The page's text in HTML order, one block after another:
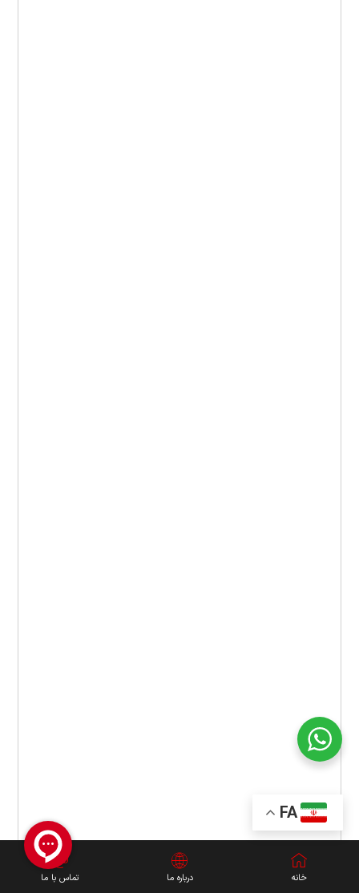
خانه درباره ما تماس با ما
FA